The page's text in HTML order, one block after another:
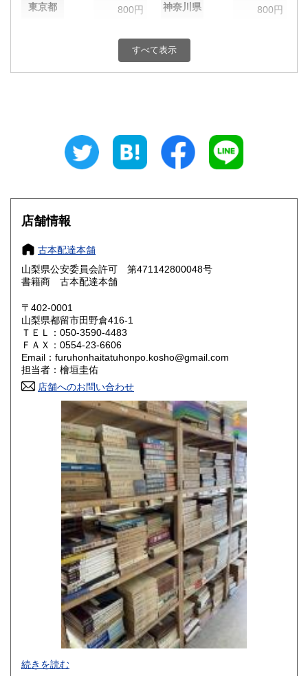
東京都 800円 神奈川県 800円
800円 富山県
800円 三重県
大阪府
奈良県
鳥取県 800円 島根県
岡山県
山口県 800円
香川県 800円 愛媛県
高知県 800円
800円 長崎県
800円 大分県
800円 鹿児島県
1,500円
すべて表示
店舗情報
古本配達本舗
山梨県公安委員会許可 第471142800048号
書籍商 古本配達本舗
〒402-0001
山梨県都留市田野倉416-1
ＴＥＬ：050-3590-4483
ＦＡＸ：0554-23-6606
Email：furuhonhaitatuhonpo.kosho@gmail.com
担当者：檜垣圭佑
店舗へのお問い合わせ
-
続きを読む